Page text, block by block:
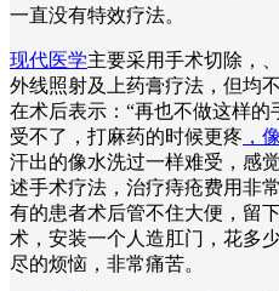
一直没有特效疗法。
现代医学主要采用手术切除，
外线照射及上药膏疗法，但均
在术后表示：“再也不做这样的
受不了，打麻药的时候更疼 ，
汗出的像水洗过一样难受，感
述手术疗法，治疗痔疮费用非
有的患者术后管不住大便，留
术，安装一个人造肛门，花多
尽的烦恼，非常痛苦。